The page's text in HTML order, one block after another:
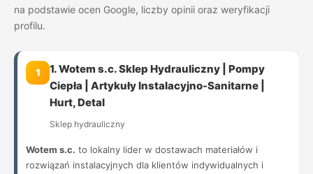
na podstawie ocen Google, liczby opinii oraz weryfikacji
profilu.
1
1. Wotem s.c. Sklep Hydrauliczny | Pompy
Ciepła | Artykuły Instalacyjno-Sanitarne |
Hurt, Detal
Sklep hydrauliczny
Wotem s.c. to lokalny lider w dostawach materiałów i
rozwiązań instalacyjnych dla klientów indywidualnych i